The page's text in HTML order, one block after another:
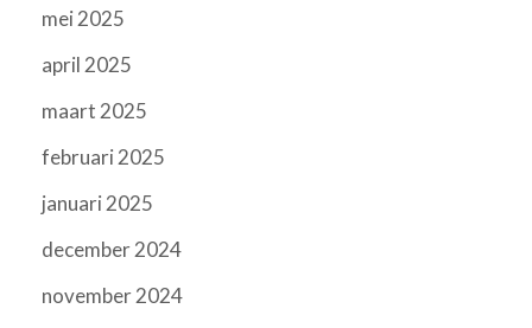
mei 2025
april 2025
maart 2025
februari 2025
januari 2025
december 2024
november 2024